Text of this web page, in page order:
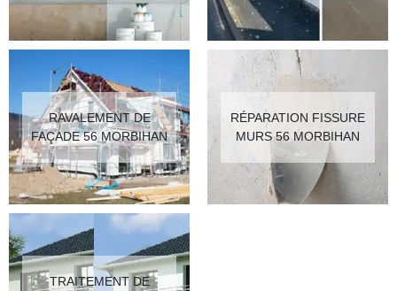
RAVALEMENT DE
FAÇADE 56 MORBIHAN
RÉPARATION FISSURE
MURS 56 MORBIHAN
TRAITEMENT DE